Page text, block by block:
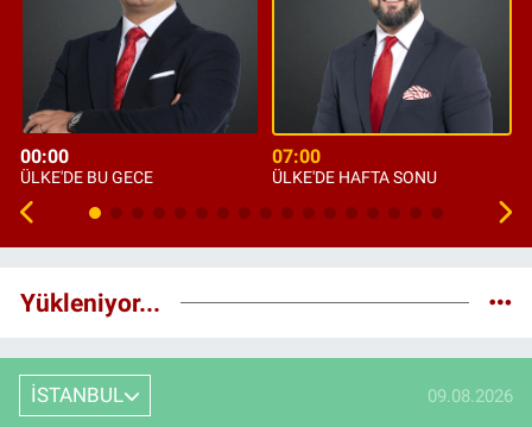
00:00
ÜLKE'DE BU GECE
07:00
ÜLKE'DE HAFTA SONU
Yükleniyor...
İSTANBUL 09.08.2026